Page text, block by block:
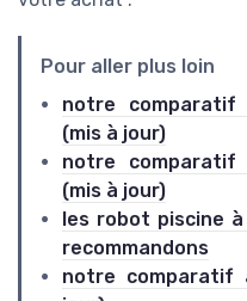
Pour aller plus loin
notre comparatif
(mis à jour)
notre comparatif
(mis à jour)
les robot piscine
recommandons
notre comparatif